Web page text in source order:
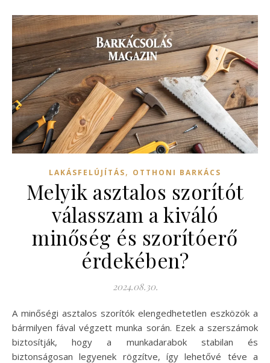
LAKÁSFELÚJÍTÁS, OTTHONI BARKÁCS
Melyik asztalos szorítót
válasszam a kiváló
minőség és szorítóerő
érdekében?
2024.08.30.
A minőségi asztalos szorítók elengedhetetlen eszközök a
bármilyen fával végzett munka során. Ezek a szerszámok
biztosítják, hogy a munkadarabok stabilan és
biztonságosan legyenek rögzítve, így lehetővé téve a